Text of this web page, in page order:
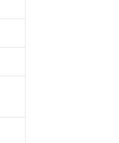
明するものではありません。
い限り、2022年1月12日よ